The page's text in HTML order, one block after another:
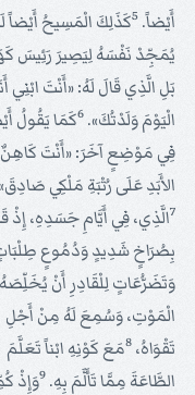
أَيْضاً. 5كَذَلِكَ الْمَسِيحُ أَيْضاً
يُمَجِّدْ نَفْسَهُ لِيَصِيرَ رَئِيسَ
بَلِ الَّذِي قَالَ لَهُ: «أَنْتَ ابْنِي
الْيَوْمَ وَلَدْتُكَ». 6كَمَا يَقُولُ
فِي مَوْضِعٍ آخَرَ: «أَنْتَ كَاهِنٌ
الأَبَدِ عَلَى رُتْبَةِ مَلْكِي
7الَّذِي، فِي أَيَّامِ جَسَدِهِ، إِذْ
بِصُرَاخٍ شَدِيدٍ وَدُمُوعٍ
وَتَضَرُّعَاتٍ لِلْقَادِرِ أَنْ
الْمَوْتِ، وَسُمِعَ لَهُ مِنْ أَجْلِ
تَقْوَاهُ، 8مَعَ كَوْنِهِ ابْناً تَعَلَّمَ
الطَّاعَةَ مِمَّا تَأَلَّمَ بِهِ. 9وَإِذْ